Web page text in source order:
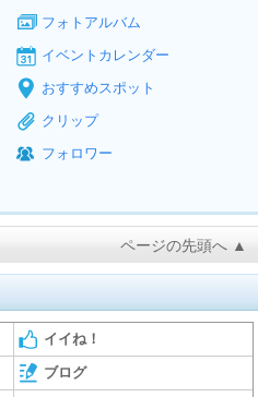
フォトアルバム
イベントカレンダー
おすすめスポット
クリップ
フォロワー
ページの先頭へ ▲
イイね！
ブログ